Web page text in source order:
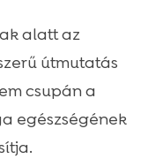
alatt az
útmutatás
csupán a
egészségének